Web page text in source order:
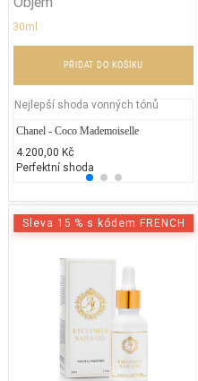
30ml
PŘIDAT DO KOŠÍKU
Nejlepší shoda vonných tónů
Chanel - Coco Mademoiselle
4.200,00 Kč
Perfektní shoda
Sleva 15 % s kódem FRENCH